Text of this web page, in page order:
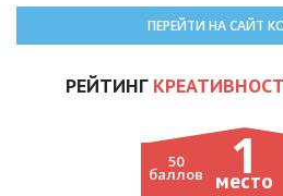
ПЕРЕЙТИ НА САЙТ
РЕЙТИНГ
50
баллов 1
место